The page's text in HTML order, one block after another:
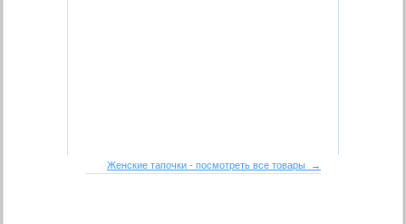
Женские тапочки - посмотреть все товары →